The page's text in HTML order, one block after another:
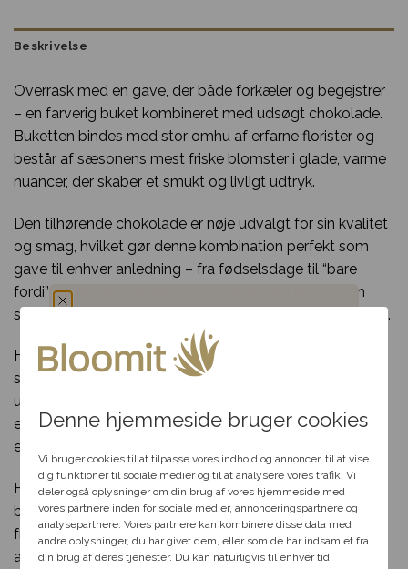
Denne hjemmeside bruger cookies
Vi bruger cookies til at tilpasse vores indhold og annoncer, til at vise
dig funktioner til sociale medier og til at analysere vores trafik. Vi
deler også oplysninger om din brug af vores hjemmeside med
vores partnere inden for sociale medier, annonceringspartnere og
analysepartnere. Vores partnere kan kombinere disse data med
andre oplysninger, du har givet dem, eller som de har indsamlet fra
din brug af deres tjenester. Du kan naturligvis til enhver tid
Beskrivelse
Overrask med en gave, der både forkæler og begejstrer
– en farverig buket kombineret med udsøgt chokolade.
Buketten bindes med stor omhu af erfarne florister og
består af sæsonens mest friske blomster i glade, varme
nuancer, der skaber et smukt og livligt udtryk.
Den tilhørende chokolade er nøje udvalgt for sin kvalitet
og smag, hvilket gør denne kombination perfekt som
gave til enhver anledning – fra fødselsdage til “bare
fordi”-gestusser. Buketten og chokoladen tilsammen
sender en kærlig tanke og spreder smil hos modtageren.
Hos Bloomit tilbyder vi fleksibel levering, så du kan
sende denne skønne gave direkte til døren og skabe en
uforglemmelig oplevelse. Uanset om du ønsker at fejre
en særlig dag eller blot gøre nogen glad, er denne gave
et oplagt valg.
Hver buket er unik og tilpasses sortimentet i den lokale
blomsterbutik, hvilket sikrer, at produktet altid fremstår
friskt og personligt. Bestil i dag og mærk fordelene ved
at handle lokalt – vi gør det nemt og hurtigt at give en
Du har fået en
passer til dig, så hjælper vi
dig videre med at finde den
perfekte rabat til dit svar.
Fødselsdag